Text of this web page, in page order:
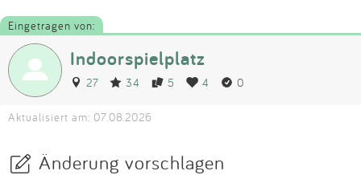
Eingetragen von:
Indoorspielplatz
27 34 5 4 0
Aktualisiert am: 07.08.2026
Änderung vorschlagen